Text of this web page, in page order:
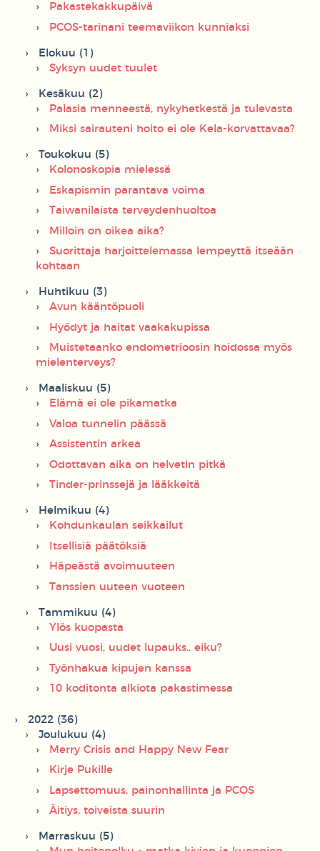
Pakastekakkupäivä
PCOS-tarinani teemaviikon kunniaksi
Elokuu (1)
Syksyn uudet tuulet
Kesäkuu (2)
Palasia menneestä, nykyhetkestä ja tulevasta
Miksi sairauteni hoito ei ole Kela-korvattavaa?
Toukokuu (5)
Kolonoskopia mielessä
Eskapismin parantava voima
Taiwanilaista terveydenhuoltoa
Milloin on oikea aika?
Suorittaja harjoittelemassa lempeyttä itseään
kohtaan
Huhtikuu (3)
Avun kääntöpuoli
Hyödyt ja haitat vaakakupissa
Muistetaanko endometrioosin hoidossa myös
mielenterveys?
Maaliskuu (5)
Elämä ei ole pikamatka
Valoa tunnelin päässä
Assistentin arkea
Odottavan aika on helvetin pitkä
Tinder-prinssejä ja lääkkeitä
Helmikuu (4)
Kohdunkaulan seikkailut
Itsellisiä päätöksiä
Häpeästä avoimuuteen
Tanssien uuteen vuoteen
Tammikuu (4)
Ylös kuopasta
Uusi vuosi, uudet lupauks.. eiku?
Työnhakua kipujen kanssa
10 koditonta alkiota pakastimessa
2022 (36)
Joulukuu (4)
Merry Crisis and Happy New Fear
Kirje Pukille
Lapsettomuus, painonhallinta ja PCOS
Äitiys, toiveista suurin
Marraskuu (5)